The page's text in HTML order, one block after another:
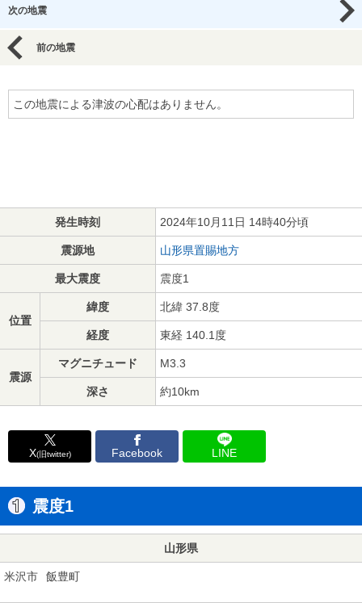
次の地震
前の地震
この地震による津波の心配はありません。
発生時刻 2024年10月11日 14時40分頃
震源地 山形県置賜地方
最大震度 震度1
位置
緯度 北緯 37.8度
経度 東経 140.1度
震源
マグニチュード M3.3
深さ 約10km
X(旧twitter) Facebook LINE
震度1
山形県
米沢市 飯豊町